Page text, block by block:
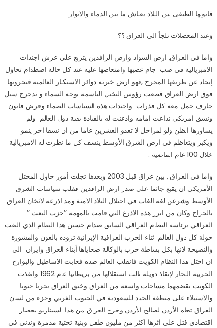
ثم
,
امبريالية
خرقاء
مغلقة
قانونها الطبقي بين البلاد يعتاش ما بين الدماء والانوار
وعند المعضلات تلجأ الى العراق ؟؟
واما في العراق, ارض السواد وارض الرافدين يتربع على عرش اجندات
الامبريالية في صب جام غضبها وامتعاضها عليه عند كل حالة اصطدام تحاول
إيجاد عن طريقها المخرج ,فهو ارض خبرته دوائر الاستكبار العالمية فبحروبها
فوق ارض العراق قطعت رؤوس النخيل الباسمة بوجه السماء و تدحرج سيل
جارف حمل معه كل قذرات واجندات هذه السياسات الصماء وفرض قانون
ونسق امريكي تداعت امامه واذعنت له بالقيادة بقية دول العالم ولم
يساورها الظن ولو لمراحل لا تعدو العشرين عاما من ان نسقا اخر ينمو
ويكبر ويتعاظم في ارض الشرق الأوسط ينسف كل ما نظرت له الامبريالية
خلال 100 عام الماضية .
واما في العراق , بين عراق قبل 2003 وبعدها تجلت أمور حاول المحتل
الأمريكي ان يقبع جاثما على صدر ارض الرافدين فقلب سياسات الشرق
الأوسط وشرعن لغة الغاب في احتلال البلاد الامنة ومد اذرعه لاثخان العراق
بالجراح وكان من ابرز هذه الاذرع التي قامت بالمهمة ’’حزب البعث ’’
العراقي برئاسة النظام العراقي السابق صدام حسين هذا النظام الذي التفت
حولة كل دول العالم اثناء الحرب العراقية الإيرانية تزوده بالعون والمشورة
والنصيحة لانها بكل بساطة حرب بالوكالة ضحاياها أبناء العراق وايران الى
ان احتل هذا النظام الكويت فانقلب العالم ضده فجابت الاساطيل والبوارج
الحربية البحار لإنقاذ دويلة نالت استقلالها من بريطانيا عام 1962 وانقذت
الكويت بقضمهما مساحات واسعة من العراق وخنق العراق بحريا جنوبا
والاستيلاء على منطقة الحياد للسعودية في الجنوب الغربي وجزء من لسان
العراق تجاه الأردن لصالح الأردن وخرج العراق من هذا السيناريو بحصار
اقتصادي قتل على اثرها اكثر من مليون طفل وبنية تحتية مدمرة وتدني في